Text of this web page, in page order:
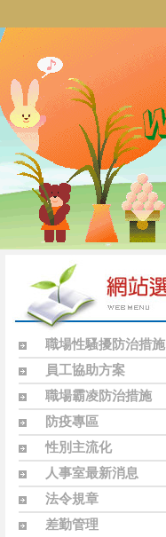
職場性騷擾防治措施
員工協助方案
職場霸凌防治措施
防疫專區
性別主流化
人事室最新消息
法令規章
差勤管理